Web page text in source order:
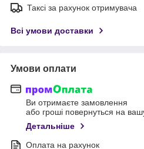
Таксі за рахунок отримувача
Всі умови доставки
Умови оплати
Ви отримаєте замовлення
або гроші повернуться на
Детальніше
Оплата на рахунок